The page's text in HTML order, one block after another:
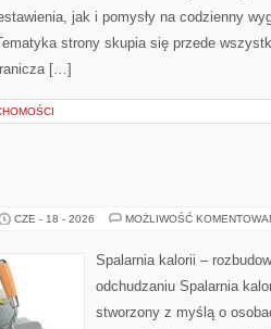
jak i pomysły na codzienny
strony skupia się przede
[…]
CZE - 18 - 2026 MOŻLIWOŚĆ
Spalarnia kalorii –
odchudzaniu Spalarnia
stworzony z myślą o